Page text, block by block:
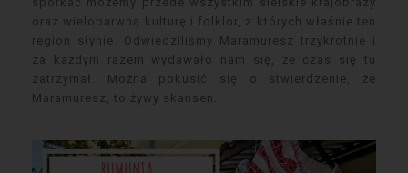
oraz wielobarwną kulturę i folklor, z których właśnie ten
region słynie. Odwiedziliśmy Maramuresz trzykrotnie i
za każdym razem wydawało nam się, że czas się tu
zatrzymał. Można pokusić się o stwierdzenie, że
Maramuresz, to żywy skansen.